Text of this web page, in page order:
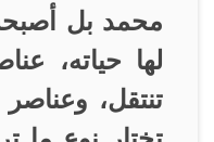
محمد بل
لها حياته،
تنتقل،